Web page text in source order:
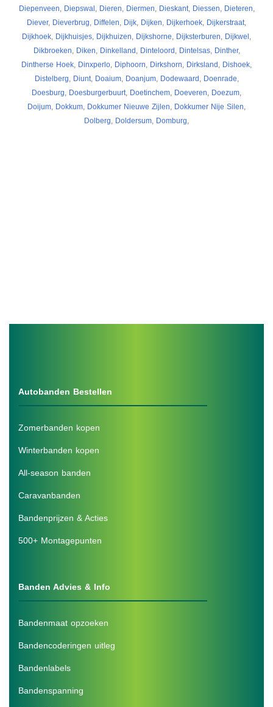
Diepenveen Diepswal Dieren Diermen Dieskant, Diessen Dieteren
Diever, Dieverbrug Diffelen Dijk Dijken Dijkerhoek Dijkerstraat
Dijkhoek Dijkhuisjes Dijkhuizen Dijkshorne Dijksterburen Dijkwel
Dikbroeken
Diken Dinkelland Dinteloord Dintelsas, Dinther,
Dintherse Hoek Dinxperlo Diphoorn Dirkshorn Dirksland Dishoek
Distelberg
Diunt, Doaium, Doanjum, Dodewaard Doenrade
Doesburg
Doesburgerbuurt Doetinchem Doeveren Doezum
Doijum Dokkum Dokkumer Nieuwe Zijlen Dokkumer Nije Silen
Dolberg
Doldersum Domburg
Autobanden Bestellen
Zomerbanden kopen
Winterbanden kopen
All-season banden
Caravanbanden
Bandenprijzen & Acties
500+ Montagepunten
Banden Advies & Info
Bandenmaat opzoeken
Bandencoderingen uitleg
Bandenlabels
Bandenspanning